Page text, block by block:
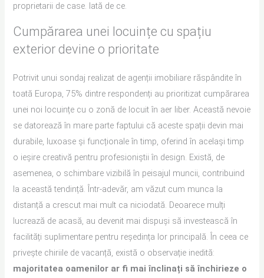
proprietarii de case. Iată de ce.
Cumpărarea unei locuințe cu spațiu
exterior devine o prioritate
Potrivit unui sondaj realizat de agenții imobiliare răspândite în
toată Europa, 75% dintre respondenți au prioritizat cumpărarea
unei noi locuințe cu o zonă de locuit în aer liber. Această nevoie
se datorează în mare parte faptului că aceste spații devin mai
durabile, luxoase și funcționale în timp, oferind în același timp
o ieșire creativă pentru profesioniștii în design. Există, de
asemenea, o schimbare vizibilă în peisajul muncii, contribuind
la această tendință. Într-adevăr, am văzut cum munca la
distanță a crescut mai mult ca niciodată. Deoarece mulți
lucrează de acasă, au devenit mai dispuși să investească în
facilități suplimentare pentru reședința lor principală. În ceea ce
privește chiriile de vacanță, există o observație inedită:
majoritatea oamenilor ar fi mai înclinați să închirieze o